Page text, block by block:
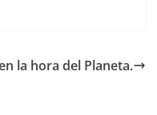
la hora del Planeta.